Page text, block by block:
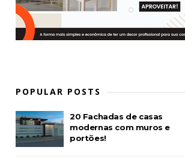
POPULAR POSTS
20 Fachadas de casas
modernas com muros e
portões!